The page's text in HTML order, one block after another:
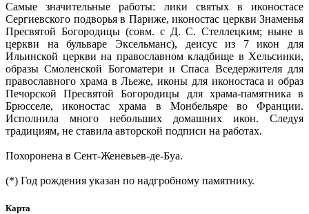
Самые значительные работы: лики святых в иконостасе
Сергиевского подворья в Париже, иконостас церкви Знаменья
Пресвятой Богородицы (совм. с Д. С. Стеллецким; ныне в
церкви на бульваре Эксельманс), деисус из 7 икон для
Ильинской церкви на православном кладбище в Хельсинки,
образы Смоленской Богоматери и Спаса Вседержителя для
православного храма в Льеже, иконы для иконостаса и образ
Печорской Пресвятой Богородицы для храма-памятника в
Брюсселе, иконостас храма в Монбельяре во Франции.
Исполнила много небольших домашних икон. Следуя
традициям, не ставила авторской подписи на работах.
Похоронена в Сент-Женевьев-де-Буа.
(*) Год рождения указан по надгробному памятнику.
Карта